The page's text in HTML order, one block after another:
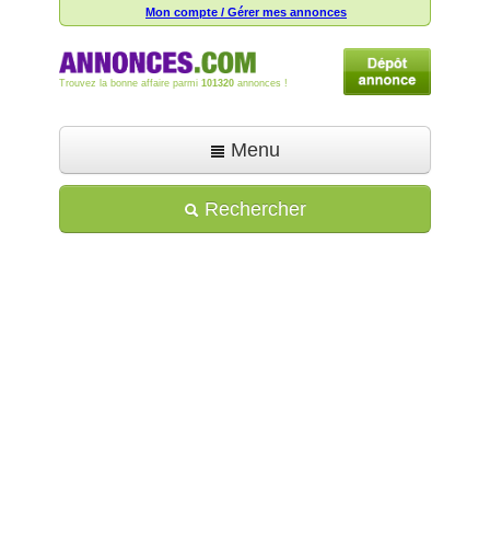
Mon compte / Gérer mes annonces
Trouvez la bonne affaire parmi 101320 annonces !
Menu
Déposer une annonce
Rechercher